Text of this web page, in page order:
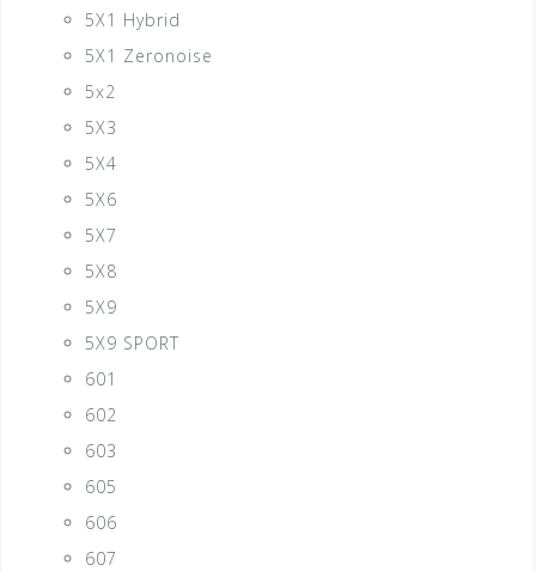
5X1 Hybrid
5X1 Zeronoise
5x2
5X3
5X4
5X6
5X7
5X8
5X9
5X9 SPORT
601
602
603
605
606
607